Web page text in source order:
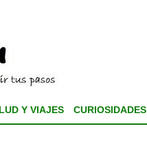
Y VIAJES CURIOSIDADES